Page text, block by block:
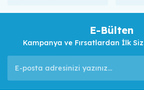
E-Bülten
Kampanya ve Fırsatlardan İlk